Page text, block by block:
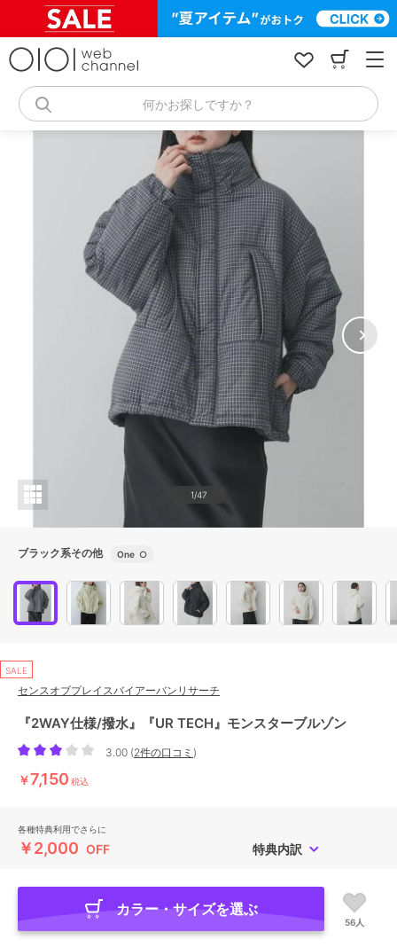
何かお探しですか？
1/47
ブラック系その他 One ○
SALE
センスオブプレイスバイアーバンリサーチ
『2WAY仕様/撥水』『UR TECH』モンスターブルゾン
3.00 (2件の口コミ )
￥7,150 税込
各種特典利用でさらに
￥2,000 OFF 特典内訳
カラー・サイズを選ぶ
56人